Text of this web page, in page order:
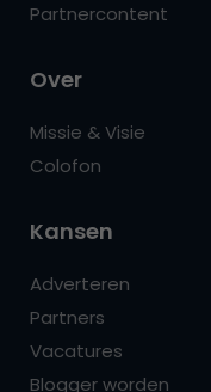
Partnercontent
Over
Missie & Visie
Colofon
Kansen
Adverteren
Partners
Vacatures
Blogger worden